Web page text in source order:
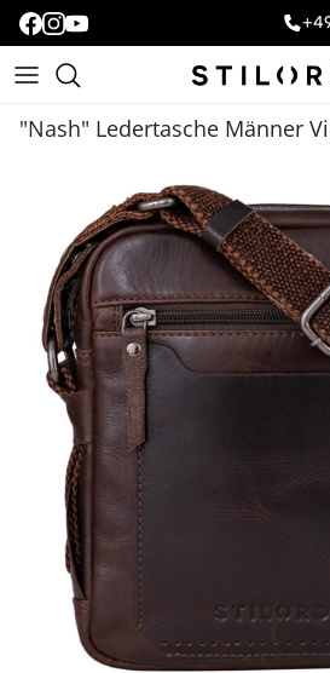
"Nash" Ledertasche Männer